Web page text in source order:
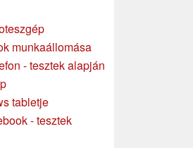
munkaállomása
- tesztek alapján
tabletje
- tesztek